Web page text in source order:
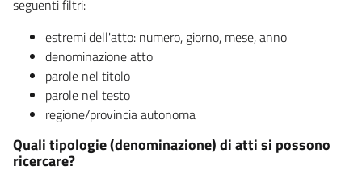
seguenti filtri:
estremi dell'atto: numero, giorno, mese, anno
denominazione atto
parole nel titolo
parole nel testo
regione/provincia autonoma
Quali tipologie (denominazione) di atti si possono
ricercare?